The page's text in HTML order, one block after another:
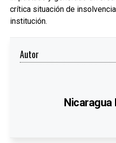
crítica situación de
institución.
Autor
Nicaragua